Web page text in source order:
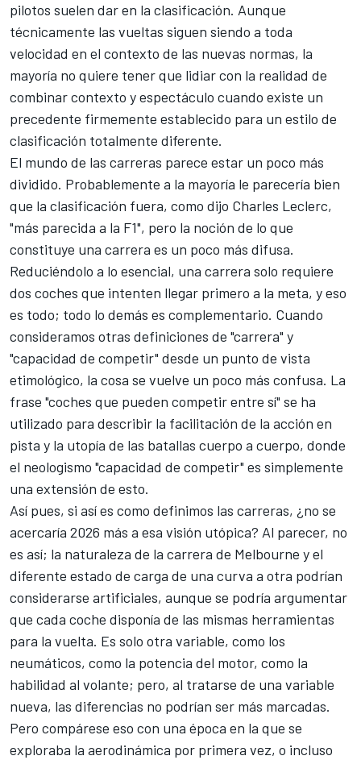
pilotos suelen dar en la clasificación. Aunque
técnicamente las vueltas siguen siendo a toda
velocidad en el contexto de las nuevas normas, la
mayoría no quiere tener que lidiar con la realidad de
combinar contexto y espectáculo cuando existe un
precedente firmemente establecido para un estilo de
clasificación totalmente diferente.
El mundo de las carreras parece estar un poco más
dividido. Probablemente a la mayoría le parecería bien
que la clasificación fuera, como dijo Charles Leclerc,
"más parecida a la F1", pero la noción de lo que
constituye una carrera es un poco más difusa.
Reduciéndolo a lo esencial, una carrera solo requiere
dos coches que intenten llegar primero a la meta, y eso
es todo; todo lo demás es complementario. Cuando
consideramos otras definiciones de "carrera" y
"capacidad de competir" desde un punto de vista
etimológico, la cosa se vuelve un poco más confusa. La
frase "coches que pueden competir entre sí" se ha
utilizado para describir la facilitación de la acción en
pista y la utopía de las batallas cuerpo a cuerpo, donde
el neologismo "capacidad de competir" es simplemente
una extensión de esto.
Así pues, si así es como definimos las carreras, ¿no se
acercaría 2026 más a esa visión utópica? Al parecer, no
es así; la naturaleza de la carrera de Melbourne y el
diferente estado de carga de una curva a otra podrían
considerarse artificiales, aunque se podría argumentar
que cada coche disponía de las mismas herramientas
para la vuelta. Es solo otra variable, como los
neumáticos, como la potencia del motor, como la
habilidad al volante; pero, al tratarse de una variable
nueva, las diferencias no podrían ser más marcadas.
Pero compárese eso con una época en la que se
exploraba la aerodinámica por primera vez, o incluso